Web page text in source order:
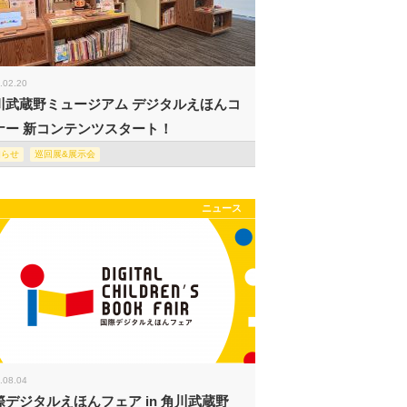
武蔵野ミュージアム デジタルえほんコ
ー 新コンテンツスタート！
せ 巡回展&展示会
ニュース
デジタルえほんフェア in 角川武蔵野